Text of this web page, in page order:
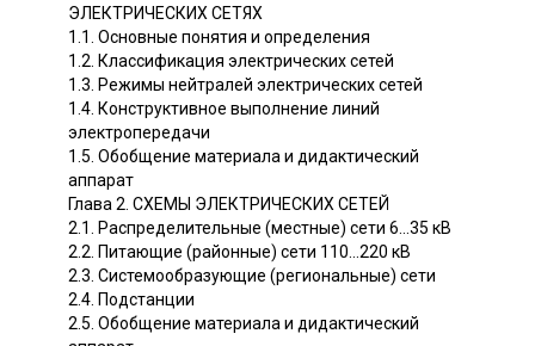
ЭЛЕКТРИЧЕСКИХ СЕТЯХ
1.1. Основные понятия и определения
1.2. Классификация электрических сетей
1.3. Режимы нейтралей электрических сетей
1.4. Конструктивное выполнение линий
электропередачи
1.5. Обобщение материала и дидактический
аппарат
Глава 2. СХЕМЫ ЭЛЕКТРИЧЕСКИХ СЕТЕЙ
2.1. Распределительные (местные) сети 6...35 кВ
2.2. Питающие (районные) сети 110...220 кВ
2.3. Системообразующие (региональные) сети
2.4. Подстанции
2.5. Обобщение материала и дидактический